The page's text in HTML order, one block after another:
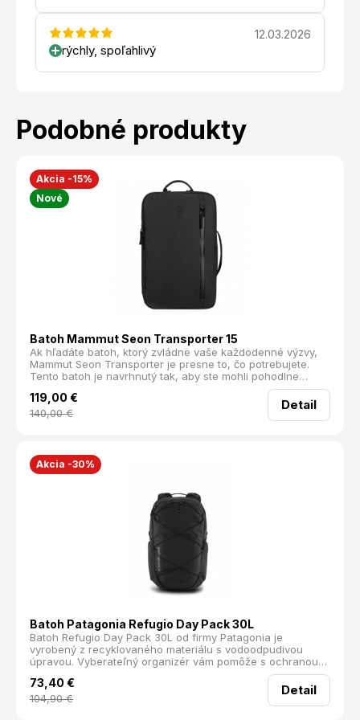
12.03.2026
rýchly, spoľahlivý
Podobné produkty
Akcia -15%
Nové
Batoh Mammut Seon Transporter 15
Ak hľadáte batoh, ktorý zvládne vaše každodenné výzvy,
Mammut Seon Transporter je presne to, čo potrebujete.
Tento batoh je navrhnutý tak, aby ste mohli pohodlne
kombinovať tréningové aktivity s pracovnými povinnosťami,
či už sa chystáte do školy alebo do kancelárie.
119,00 €
140,00€
Detail
Akcia -30%
Batoh Patagonia Refugio Day Pack 30L
Batoh Refugio Day Pack 30L od firmy Patagonia je
vyrobený z recyklovaného materiálu s vodoodpudivou
úpravou. Vyberateľný organizér vám pomôže s ochranou
notebooku do veľkosti 15", káblov a písacích potrieb.
Vďaka priedušnému chrbtovému panelu sa budete cítiť
lepšie aj v horúcich letných dňoch. Bočné vrecká sú
ideálne na fľašu alebo vetrovku. Mikinu alebo helmu
73,40 €
104,90€
Detail